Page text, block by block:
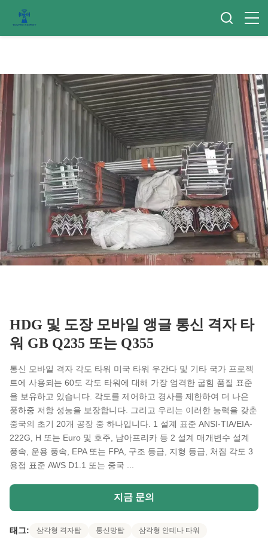
HDG 및 도장 모바일 앵글 통신 격자 타
워 GB Q235 또는 Q355
통신 모바일 격자 각도 타워 미국 타워 우간다 및 기타 국가 프로젝
트에 사용되는 60도 각도 타워에 대해 가장 엄격한 굽힘 품질 표준
을 보유하고 있습니다. 각도를 제어하고 경사를 제한하여 더 나은
풍하중 저항 성능을 보장합니다. 그리고 우리는 이러한 능력을 갖춘
중국의 초기 20개 공장 중 하나입니다. 1 설계 표준 ANSI-TIA/EIA-
222G, H 또는 Euro 및 호주, 남아프리카 등 2 설계 매개변수 설계
풍속, 운용 풍속, EPA 또는 FPA, 구조 등급, 지형 등급, 처짐 각도 3
용접 표준 AWS D1.1 또는 중국 ...
지금 문의
태그: 삼각형 격자탑 통신망탑 삼각형 안테나 타워